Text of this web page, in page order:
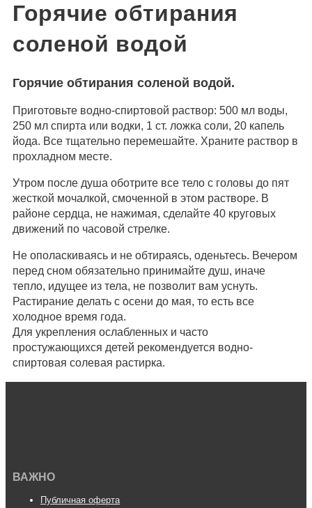
Горячие обтирания
соленой водой
Горячие обтирания соленой водой.
Приготовьте водно-спиртовой раствор: 500 мл воды,
250 мл спирта или водки, 1 ст. ложка соли, 20 капель
йода. Все тщательно перемешайте. Храните раствор в
прохладном месте.
Утром после душа оботрите все тело с головы до пят
жесткой мочалкой, смоченной в этом растворе. В
районе сердца, не нажимая, сделайте 40 круговых
движений по часовой стрелке.
Не ополаскиваясь и не обтираясь, оденьтесь. Вечером
перед сном обязательно принимайте душ, иначе
тепло, идущее из тела, не позволит вам уснуть.
Растирание делать с осени до мая, то есть все
холодное время года.
Для укрепления ослабленных и часто
простужающихся детей рекомендуется водно-
спиртовая солевая растирка.
ВАЖНО
Публичная оферта